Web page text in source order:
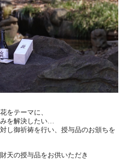
をテーマに、
を解決したい…
し御祈祷を行い、授与品のお頒ちを
天の授与品をお供いただき